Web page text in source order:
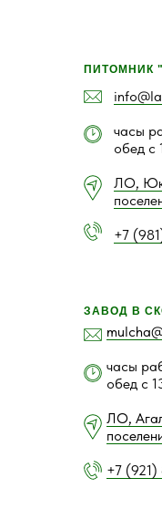
ПИТОМНИК
часы
обед с
ЛО,
+7
ЗАВОД В
часы
обед с
ЛО,
+7